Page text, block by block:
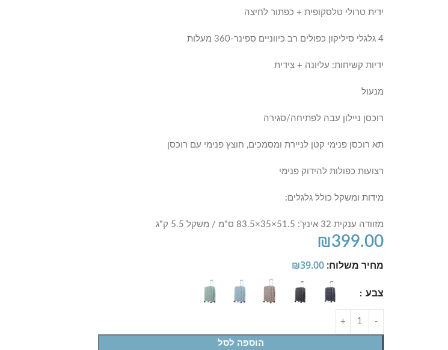
ידית טרולי טלסקופית + כפתור לחיצה
4 גלגלי סיליקון כפולים רב כיווניים ספינר-360 מעלות
ידיות קשיחות: עליונה + צידית
מנעול
רוכסן ניילון עבה לפתיחה/סגירה
תא רוכסן פנימי קטן לניירת ומסמכים, חוצץ פנימי עם רוכסן
רצועות כפולות להידוק פנימי
מידות ומשקל כולל גלגלים:
מזוודה ענקית 32 אינץ': 51.5×35×83.5 ס"מ / משקל 5.5 ק"ג
₪399.00
מחיר משלוח: ₪39.00
צבע
הוספה לסל